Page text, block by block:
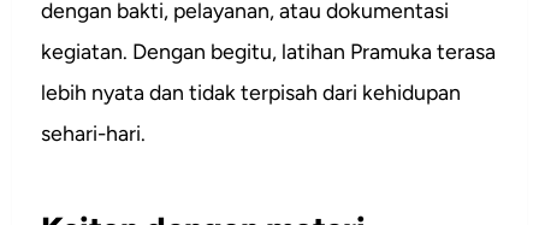
dengan bakti, pelayanan, atau dokumentasi
kegiatan. Dengan begitu, latihan Pramuka terasa
lebih nyata dan tidak terpisah dari kehidupan
sehari-hari.